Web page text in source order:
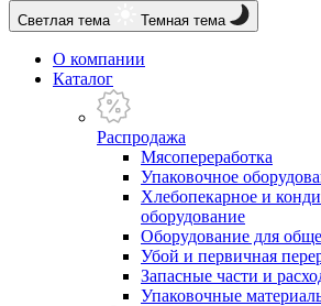
Светлая тема Темная тема
О компании
Каталог
Распродажа
Мясопереработка
Упаковочное
Хлебопекарное и
оборудование
Оборудование для
Убой и первичная
Запасные части и
Упаковочные